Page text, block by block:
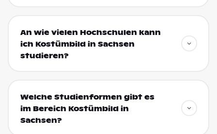
An wie vielen Hochschulen kann
ich Kostümbild in Sachsen
studieren?
Welche Studienformen gibt es
im Bereich Kostümbild in
Sachsen?